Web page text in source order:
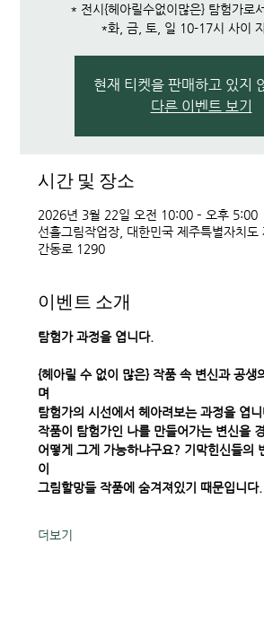
* 전시{헤아릴수없이많은} 탐험가로
*화, 금, 토, 일 10-17시 사이
현재 티켓을 판매하고 있지
다른 이벤트 보기
시간 및 장소
2026년 3월 22일 오전 10:00 – 오후 5:00
선흘그림작업장, 대한민국 제주특별자치도
간동로 1290
이벤트 소개
탐험가 과정을 엽니다.
{헤아릴 수 없이 많은} 작품 속 변신과 공생
며
탐험가의 시선에서 헤아려보는 과정을 엽니
작품이 탐험가인 나를 만들어가는 변신을
어떻게 그게 가능하냐구요? 기막힌신들의
이
그림할망들 작품에 숨겨져있기 때문입니다.
더보기